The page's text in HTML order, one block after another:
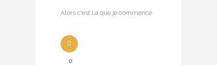
Alors c'est La que je commence
0